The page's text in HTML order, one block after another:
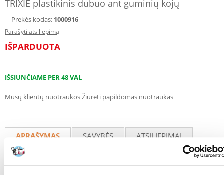
TRIXIE plastikinis dubuo ant guminių kojų
Prekės kodas: 1000916
Parašyti atsiliepimą
IŠPARDUOTA
IŠSIUNČIAME PER 48 VAL
Mūsų klientų nuotraukosŽiūrėti papildomas nuotraukas
APRAŠYMAS SAVYBĖS
ATSILIEPIMAI